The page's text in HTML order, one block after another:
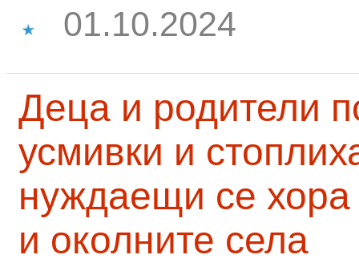
01.10.2024
Деца и родители
усмивки и
нуждаещи се
и околните села